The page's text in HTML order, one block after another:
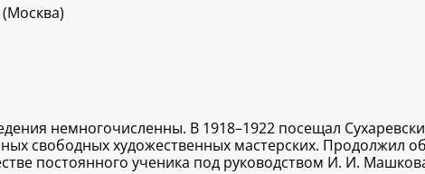
немногочисленны. В 1918–1922 посещал
свободных художественных мастерских. Продолжил
постоянного ученика под руководством И. И.